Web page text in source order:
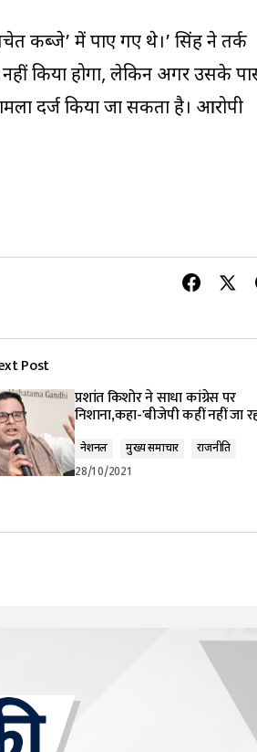
कब्जे’ में पाए गए थे।’ सिंह ने तर्क
नहीं किया होगा, लेकिन अगर उसके
दर्ज किया जा सकता है। आरोपी
Post
प्रशांत किशोर ने साधा कांग्रेस पर
निशाना,कहा-'बीजेपी कहीं नहीं जा
नेशनल मुख्य समाचार
राजनीति
28/10/2021